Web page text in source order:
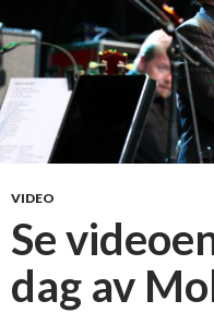
VIDEO
Se
dag av